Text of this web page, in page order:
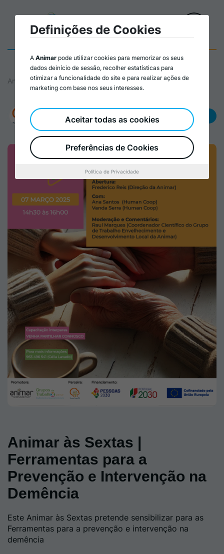
Animar
Promovido por:
Human Coop, Crl
Animar às Sextas
Animar às Sextas |
Ferramentas para a
Prevenção e Intervenção na
Demência
Este Animar às Sextas pretende sensibilizar para as
Ferramentas para a prevenção e intervenção na
demência
Definições de Cookies
A Animar pode utilizar cookies para memorizar os seus
dados deinício de sessão, recolher estatísticas para
otimizar a funcionalidade do site e para realizar ações de
marketing com base nos seus interesses.
Preferências de Cookies
Aceitar todas as cookies
Política de Privacidade